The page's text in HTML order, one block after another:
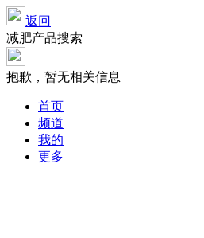
返回
减肥产品搜索
抱歉，暂无相关信息
首页
频道
我的
更多